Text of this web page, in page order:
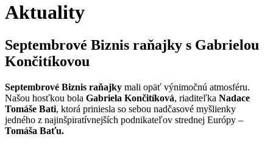
Aktuality
Septembrové Biznis raňajky s Gabrielou
Končitíkovou
Septembrové Biznis raňajky mali opäť výnimočnú atmosféru.
Našou hosťkou bola Gabriela Končitíková, riaditeľka Nadace
Tomáše Bati, ktorá priniesla so sebou nadčasové myšlienky
jedného z najinšpiratívnejších podnikateľov strednej Európy –
Tomáša Baťu.